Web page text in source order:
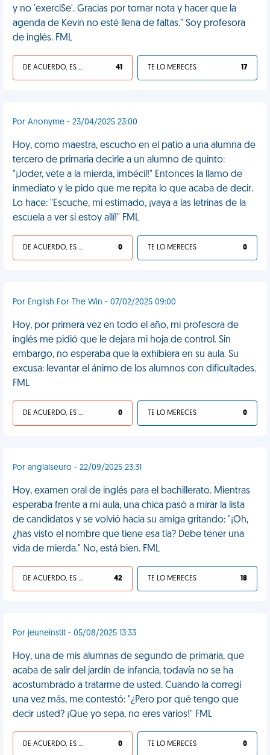
y no 'exerciSe'. Gracias por tomar nota y hacer que la
agenda de Kevin no esté llena de faltas." Soy profesora
de inglés. FML
DE ACUERDO, ES UNA VIDA HP 41 TE LO MERECES 17
Por Anonyme - 23/04/2025 23:00
Hoy, como maestra, escucho en el patio a una alumna de
tercero de primaria decirle a un alumno de quinto:
"¡Joder, vete a la mierda, imbécil!" Entonces la llamo de
inmediato y le pido que me repita lo que acaba de decir.
Lo hace: "Escuche, mi estimado, ¡vaya a las letrinas de la
escuela a ver si estoy allí!" FML
DE ACUERDO, ES UNA VIDA HP 0 TE LO MERECES 0
Por English For The Win - 07/02/2025 09:00
Hoy, por primera vez en todo el año, mi profesora de
inglés me pidió que le dejara mi hoja de control. Sin
embargo, no esperaba que la exhibiera en su aula. Su
excusa: levantar el ánimo de los alumnos con dificultades.
FML
DE ACUERDO, ES UNA VIDA HP 0 TE LO MERECES 0
Por anglaiseuro - 22/09/2025 23:31
Hoy, examen oral de inglés para el bachillerato. Mientras
esperaba frente a mi aula, una chica pasó a mirar la lista
de candidatos y se volvió hacia su amiga gritando: "¡Oh,
¿has visto el nombre que tiene esa tía? Debe tener una
vida de mierda." No, está bien. FML
DE ACUERDO, ES UNA VIDA HP 42 TE LO MERECES 18
Por jeuneinstit - 05/08/2025 13:33
Hoy, una de mis alumnas de segundo de primaria, que
acaba de salir del jardín de infancia, todavía no se ha
acostumbrado a tratarme de usted. Cuando la corregí
una vez más, me contestó: "¿Pero por qué tengo que
decir usted? ¡Que yo sepa, no eres varios!" FML
DE ACUERDO, ES UNA VIDA HP 0 TE LO MERECES 0